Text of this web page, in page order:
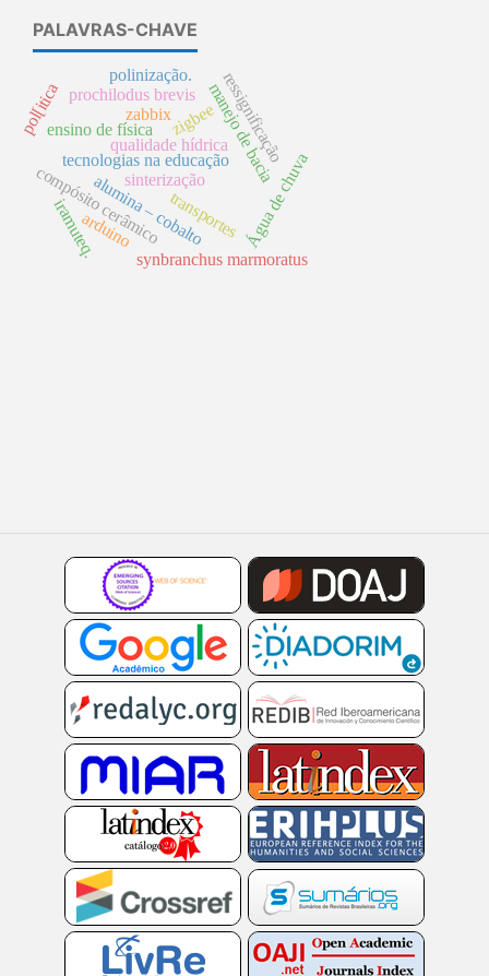
PALAVRAS-CHAVE
ensino de física
qualidade hídricamanejo de bacia
tecnologias na educação
compósito cerâmico
alumina – cobalto
sinterização
zigbee
zabbix
pol[itica
Água de chuva
ressignificação
prochilodus brevis
synbranchus marmoratus
transportes
iramuteq.
polinização.
arduino